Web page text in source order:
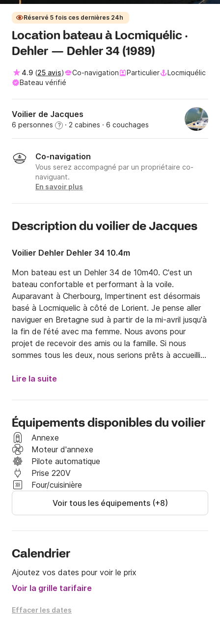
Réservé 5 fois ces dernières 24h
Location bateau à Locmiquélic ·
Dehler — Dehler 34 (1989)
4.9 (25 avis) Co-navigation Particulier
Locmiquélic
Bateau vérifié
Voilier de Jacques
6 personnes ? · 2 cabines · 6 couchages
Co-navigation
Vous serez accompagné par un propriétaire co-
naviguant.
En savoir plus
Description du voilier de Jacques
Voilier Dehler Dehler 34 10.4m
Mon bateau est un Dehler 34 de 10m40. C'est un
bateau confortable et performant à la voile.
Auparavant à Cherbourg, Impertinent est désormais
basé à Locmiquelic à côté de Lorient. Je pense aller
naviguer en Bretagne sud à partir de la mi-avril jusqu'à
la fin de l'été avec ma femme. Nous avons pour
projet de recevoir des amis ou la famille. Si nous
sommes tous les deux, nous serions prêts à accueillir
navigation. Nous ne voulons cependant pas accueillir
où nous naviguerons entre Concarneau etla Rochelle,
je ne peux pas non plus donner un lieu de rdv
longtemps à l'avance. Si vous êtes intéressés
n'hésitez pas à me contacter.
Lire la suite
Équipements disponibles du voilier
Annexe
Moteur d'annexe
Pilote automatique
Prise 220V
Four/cuisinière
Voir tous les équipements (+8)
Calendrier
Ajoutez vos dates pour voir le prix
Voir la grille tarifaire
Effacer les dates